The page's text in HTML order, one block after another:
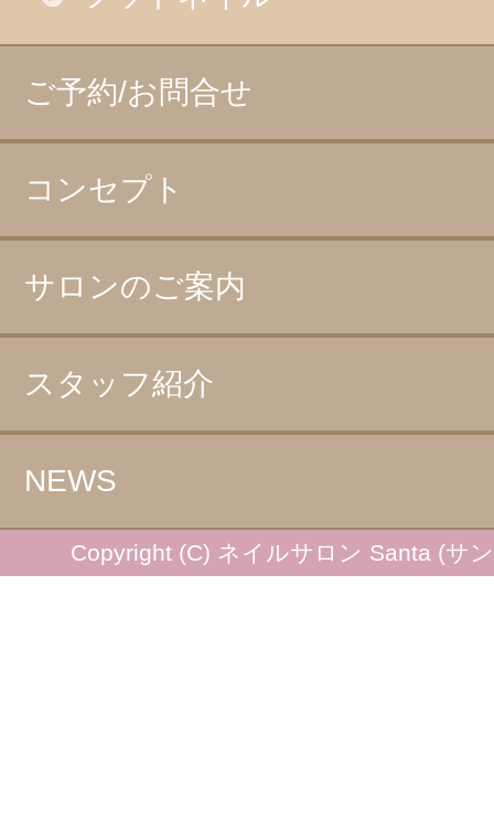
ご予約/お問合せ
コンセプト
サロンのご案内
スタッフ紹介
NEWS
Copyright (C) ネイルサロン Santa (サ